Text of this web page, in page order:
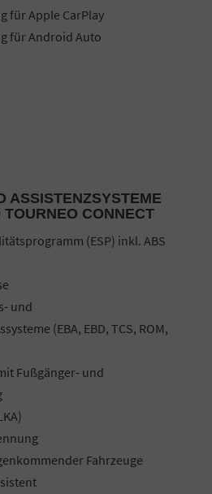
für Apple CarPlay
für Android Auto
ASSISTENZSYSTEME
CONNECT
(ESP) inkl. ABS
und
(EBA, EBD, TCS, ROM,
Fußgänger- und
Fahrzeuge